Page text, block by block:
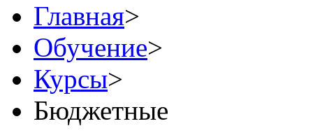
Главная>
Обучение>
Курсы>
Бюджетные